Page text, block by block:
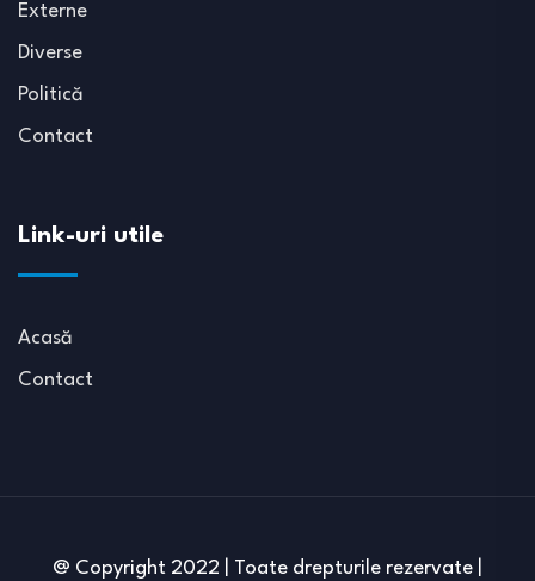
Externe
Diverse
Politică
Contact
Link-uri utile
Acasă
Contact
@ Copyright 2022 | Toate drepturile rezervate |